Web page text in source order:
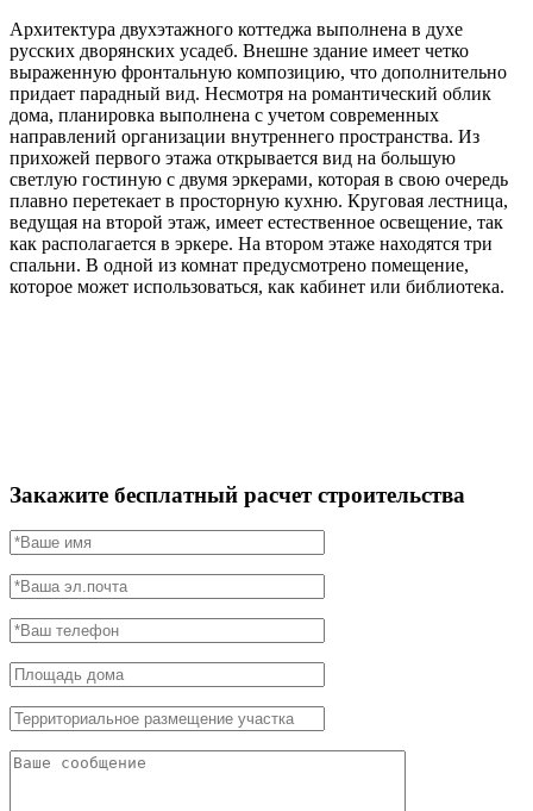
Архитектура двухэтажного коттеджа выполнена в духе
русских дворянских усадеб. Внешне здание имеет четко
выраженную фронтальную композицию, что дополнительно
придает парадный вид. Несмотря на романтический облик
дома, планировка выполнена с учетом современных
направлений организации внутреннего пространства. Из
прихожей первого этажа открывается вид на большую
светлую гостиную с двумя эркерами, которая в свою очередь
плавно перетекает в просторную кухню. Круговая лестница,
ведущая на второй этаж, имеет естественное освещение, так
как располагается в эркере. На втором этаже находятся три
спальни. В одной из комнат предусмотрено помещение,
которое может использоваться, как кабинет или библиотека.
Закажите бесплатный расчет строительства